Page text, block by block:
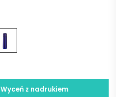
Wyceń z nadrukiem